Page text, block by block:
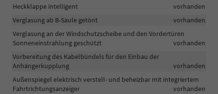
Heckklappe intelligent
vorhanden
Verglasung ab B-Säule getönt
vorhanden
Verglasung an der Windschutzscheibe und den Vordertüren
Sonneneinstrahlung geschützt
vorhanden
Vorbereitung des Kabelbündels für den Einbau der
Anhängerkupplung
vorhanden
Außenspiegel elektrisch verstell- und beheizbar mit integriertem
Fahrtrichtungsanzeiger
vorhanden